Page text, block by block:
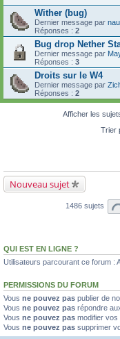
Wither (bug)
Dernier message par
Réponses : 2
Bug drop Nether
Dernier message par
Réponses : 3
Droits sur le W4
Dernier message par
Réponses : 2
Afficher les
Trier
Nouveau sujet
1486 sujets
QUI EST EN LIGNE ?
Utilisateurs parcourant ce forum :
PERMISSIONS DU FORUM
Vous ne pouvez pas publier de
Vous ne pouvez pas répondre
Vous ne pouvez pas modifier
Vous ne pouvez pas supprimer